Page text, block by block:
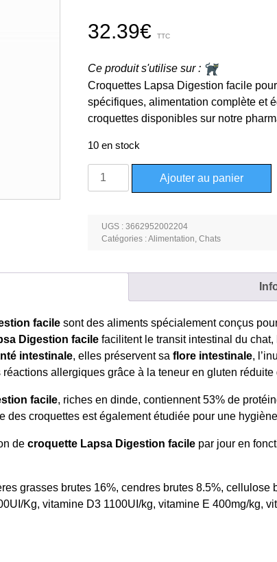
32.39€ TTC
Ce produit s'utilise sur :
Croquettes Lapsa Digestion facile
spécifiques, alimentation complète et
croquettes disponibles sur notre
10 en stock
quantité
de
Digestion
facile
chat
sac
de
2kg
Ajouter au panier
UGS : 3662952002204
Catégories :Alimentation, Chats
facile sont des aliments spécialement conçus
Digestion facile facilitent le transit intestinal du
intestinale, elles préservent sa flore intestinale,
allergiques grâce à la teneur en gluten
facile, riches en dinde, contiennent 53% de
des croquettes est également étudiée pour une
de croquette Lapsa Digestion facile par jour en
grasses brutes 16%, cendres brutes 8.5%,
Kg, vitamine D3 1100UI/kg, vitamine E 400mg/kg,